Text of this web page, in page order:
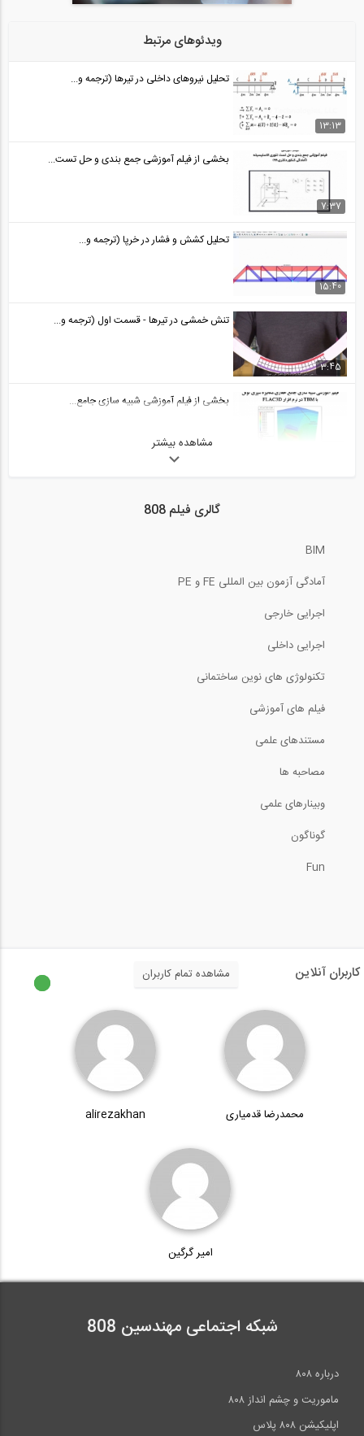
ویدئوهای مرتبط
13:13
تحلیل نیروهای داخلی در تیرها (ترجمه و...
7:37
بخشی از فیلم آموزشی جمع بندی و حل تست...
15:40
تحلیل کشش و فشار در خرپا (ترجمه و...
3:45
تنش خمشی در تیرها - قسمت اول (ترجمه و...
بخشی از فیلم آموزشی شبیه سازی جامع...
503:00
85:41
فیلم جلسه اول دوره آنلاین ورود به حرفه...
8:40
آموزش مبحث دوازدهم مقررات ملی ساختمان،...
آموزش مبحث سوم مقررات ملی ساختمان،...
مراحل نصب میراگرهای اصطکاکی دورانی...
مشاهده بیشتر
گالری فیلم 808
BIM
آمادگی آزمون بین المللی FE و PE
اجرایی خارجی
اجرایی داخلی
تکنولوژی های نوین ساختمانی
فیلم های آموزشی
مستندهای علمی
مصاحبه ها
وبینارهای علمی
گوناگون
Fun
کاربران آنلاین مشاهده تمام کاربران
محمدرضا قدمیاری alirezakhan
امیر گرگین
شبکه اجتماعی مهندسین 808
درباره ۸۰۸
ماموریت و چشم انداز ۸۰۸
اپلیکیشن ۸۰۸ پلاس